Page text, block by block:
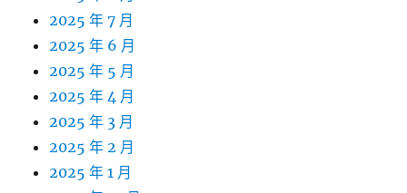
2025 年 7 月
2025 年 6 月
2025 年 5 月
2025 年 4 月
2025 年 3 月
2025 年 2 月
2025 年 1 月